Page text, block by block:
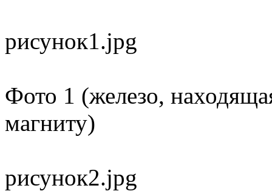
рисунок1.jpg
Фото 1 (железо,
магниту)
рисунок2.jpg